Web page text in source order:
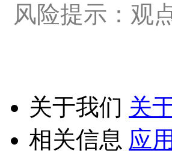
风险提示：观
关于我们 关
相关信息 应